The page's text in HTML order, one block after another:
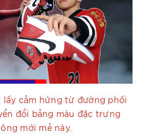
lấy cảm hứng từ đường phối
đổi bảng màu đặc trưng
mới mẻ này.